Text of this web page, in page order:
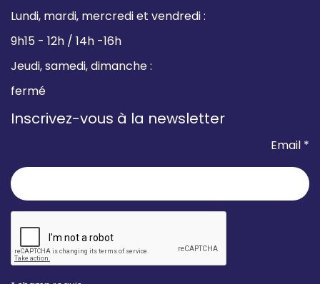
Lundi, mardi, mercredi et vendredi :
9h15 - 12h / 14h -16h
Jeudi, samedi, dimanche :
fermé
Inscrivez-vous à la newsletter
Email *